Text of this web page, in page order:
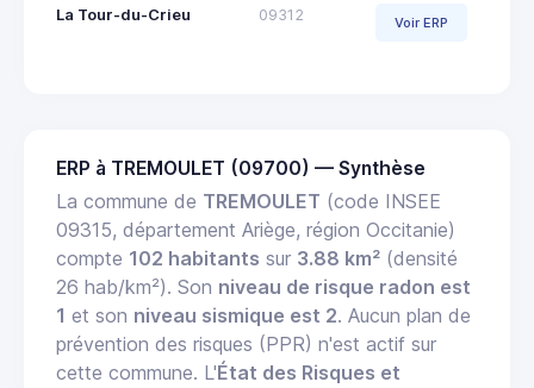
La Tour-du-Crieu 09312 Voir ERP
ERP à TREMOULET (09700) — Synthèse
La commune de TREMOULET (code INSEE
09315, département Ariège, région Occitanie)
compte 102 habitants sur 3.88 km² (densité
26 hab/km²). Son niveau de risque radon est
1 et son niveau sismique est 2. Aucun plan de
prévention des risques (PPR) n'est actif sur
cette commune. L'État des Risques et